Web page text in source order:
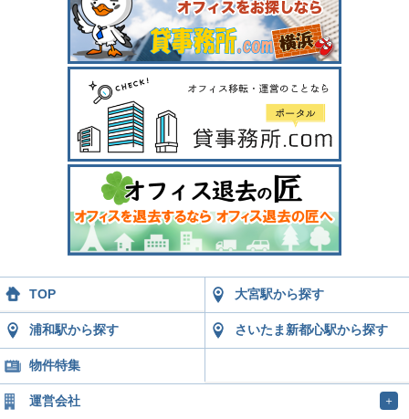
TOP 大宮駅から探す
浦和駅から探す さいたま新都心駅から探す
物件特集
運営会社 ＋